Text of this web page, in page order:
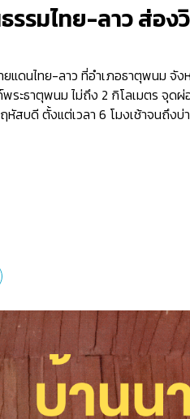
รมไทย-ลาว ส่อง
ยแดนไทย-ลาว ที่อำเภอธาตุพนม จั
ระธาตุพนม ไม่ถึง 2 กิโลเมตร จุด
สบดี ตั้งแต่เวลา 6 โมงเช้าจนถึงบ่